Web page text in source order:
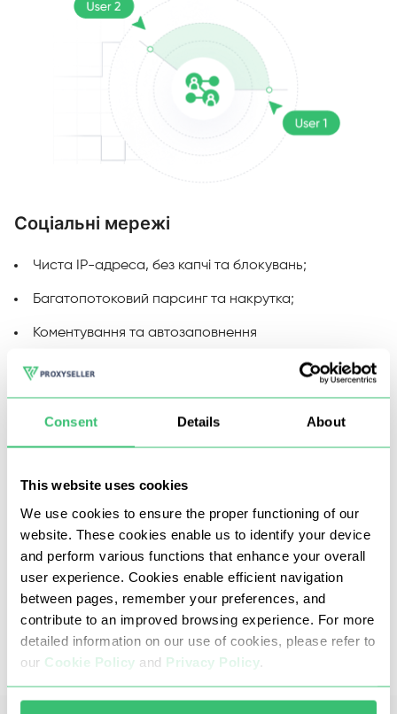
Consent Details About
This website uses cookies
We use cookies to ensure the proper functioning of our
website. These cookies enable us to identify your device
and perform various functions that enhance your overall
user experience. Cookies enable efficient navigation
between pages, remember your preferences, and
contribute to an improved browsing experience. For more
detailed information on our use of cookies, please refer to
our Cookie Policy and Privacy Policy
Соціальні мережі
Чиста IP-адреса, без капчі та блокувань;
Багатопотоковий парсинг та накрутка;
Коментування та автозаповнення
Наші проксі Казахстану виключають можливість
використання DDoS, брутфорсу, кардингу або
будь-яких інших шахрайських чи незаконних дій.
Це гарантує чистоту, високу стабільність,
чіткість та швидкість оброблюваних даних